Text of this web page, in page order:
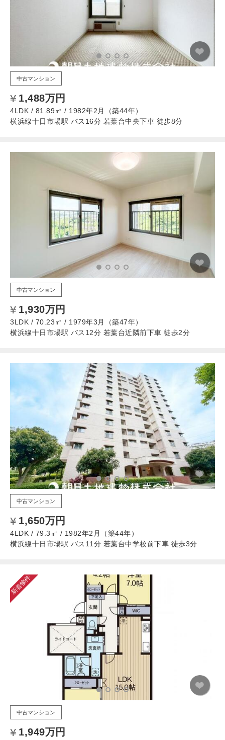
中古マンション
1,488万円
4LDK / 81.89㎡ / 1982年2月（築44年）
横浜線十日市場駅 バス16分 若葉台中央下車 徒歩8分
中古マンション
1,930万円
3LDK / 70.23㎡ / 1979年3月（築47年）
横浜線十日市場駅 バス12分 若葉台近隣前下車 徒歩2分
中古マンション
1,650万円
4LDK / 79.3㎡ / 1982年2月（築44年）
横浜線十日市場駅 バス11分 若葉台中学校前下車 徒歩3分
新着物件
中古マンション
1,949万円